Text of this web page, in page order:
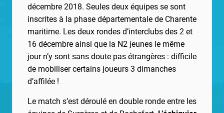
décembre 2018. Seules deux équipes se sont
inscrites à la phase départementale de Charente
maritime. Les deux rondes d’interclubs des 2 et
16 décembre ainsi que la N2 jeunes le même
jour n’y sont sans doute pas étrangères : difficile
de mobiliser certains joueurs 3 dimanches
d’affilée !
Le match s’est déroulé en double ronde entre les